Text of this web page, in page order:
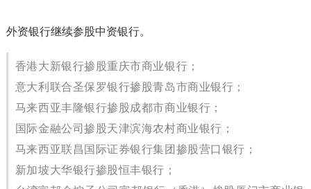
外资银行继续参股中资银行。
香港大新银行掺股重庆市商业银行；
意大利联合圣保罗银行掺股青岛市商业银行；
马来西亚丰隆银行掺股成都市商业银行；
国际金融公司掺股天津滨海农村商业银行；
马来西亚联昌国际证券银行集团掺股营口银行；
新加坡大华银行掺股恒丰银行；